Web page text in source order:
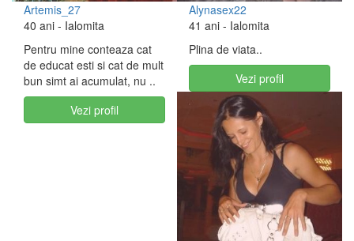
Artemis_27
40 ani - Ialomita
Pentru mine conteaza cat
de educat esti si cat de mult
bun simt ai acumulat, nu ..
Vezi profil
Alynasex22
41 ani - Ialomita
Plina de viata..
Vezi profil